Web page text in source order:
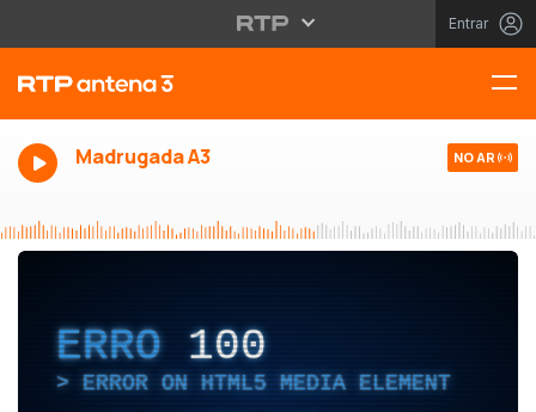
Entrar
Madrugada A3 NO AR
ERRO 100
ERROR ON HTML5 MEDIA ELEMENT